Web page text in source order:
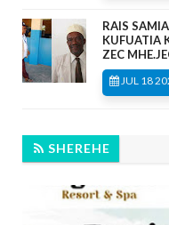
RAIS
KUFUATIA
ZEC
JUL 18
SHEREHE